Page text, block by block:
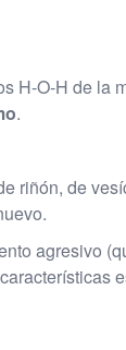
H-O-H de la
.
riñón, de
agresivo